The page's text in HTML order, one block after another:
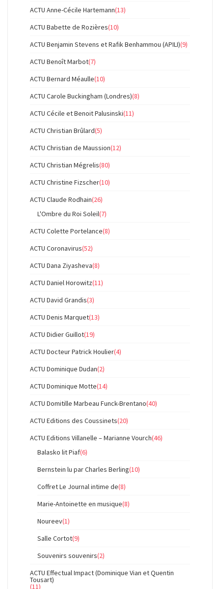
ACTU Anne-Cécile Hartemann(13)
ACTU Babette de Rozières(10)
ACTU Benjamin Stevens et Rafik Benhammou (APILI)(9)
ACTU Benoît Marbot(7)
ACTU Bernard Méaulle(10)
ACTU Carole Buckingham (Londres)(8)
ACTU Cécile et Benoit Palusinski(11)
ACTU Christian Brûlard(5)
ACTU Christian de Maussion(12)
ACTU Christian Mégrelis(80)
ACTU Christine Fizscher(10)
ACTU Claude Rodhain(26)
L'Ombre du Roi Soleil(7)
ACTU Colette Portelance(8)
ACTU Coronavirus(52)
ACTU Dana Ziyasheva(8)
ACTU Daniel Horowitz(11)
ACTU David Grandis(3)
ACTU Denis Marquet(13)
ACTU Didier Guillot(19)
ACTU Docteur Patrick Houlier(4)
ACTU Dominique Dudan(2)
ACTU Dominique Motte(14)
ACTU Domitille Marbeau Funck-Brentano(40)
ACTU Editions des Coussinets(20)
ACTU Editions Villanelle – Marianne Vourch(46)
Balasko lit Piaf(6)
Bernstein lu par Charles Berling(10)
Coffret Le Journal intime de(8)
Marie-Antoinette en musique(8)
Noureev(1)
Salle Cortot(9)
Souvenirs souvenirs(2)
ACTU Effectual Impact (Dominique Vian et Quentin
Tousart)
(11)